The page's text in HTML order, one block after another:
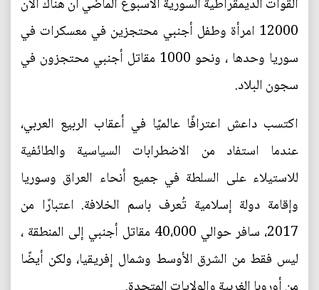
12000 امرأة وطفل أجنبي محتجزين في معسكرات في
سوريا وحدها ، ونحو 1000 مقاتل أجنبي محتجزون في
سجون البلاد.
اكتسب داعش اعترافًا عالميًا في أعقاب الربيع العربي،
عندما استفاد من الاضطرابات السياسية والطائفية
للاستيلاء على السلطة في جميع أنحاء العراق وسوريا
وإقامة دولة إسلامية تُعرف باسم الخلافة. اعتبارًا من
2017، سافر حوالي 40،000 مقاتل أجنبي إلى المنطقة ،
ليس فقط من الشرق الأوسط وشمال إفريقيا، ولكن أيضًا